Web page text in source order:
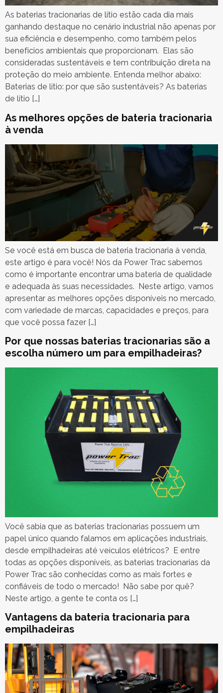
As baterias tracionarias de lítio estão cada dia mais
ganhando destaque no cenário industrial não apenas por
sua eficiência e desempenho, como também pelos
benefícios ambientais que proporcionam. Elas são
consideradas sustentáveis e tem contribuição direta na
proteção do meio ambiente. Entenda melhor abaixo:
Baterias de lítio: por que são sustentáveis? As baterias
de lítio […]
As melhores opções de bateria tracionaria
à venda
Se você está em busca de bateria tracionaria à venda,
este artigo é para você! Nós da Power Trac sabemos
como é importante encontrar uma bateria de qualidade
e adequada às suas necessidades. Neste artigo, vamos
apresentar as melhores opções disponíveis no mercado,
com variedade de marcas, capacidades e preços, para
que você possa fazer […]
Por que nossas baterias tracionarias são a
escolha número um para empilhadeiras?
Você sabia que as baterias tracionarias possuem um
papel único quando falamos em aplicações industriais,
desde empilhadeiras até veículos elétricos? E entre
todas as opções disponíveis, as baterias tracionarias da
Power Trac são conhecidas como as mais fortes e
confiáveis de todo o mercado! Não sabe por quê?
Neste artigo, a gente te conta os […]
Vantagens da bateria tracionaria para
empilhadeiras